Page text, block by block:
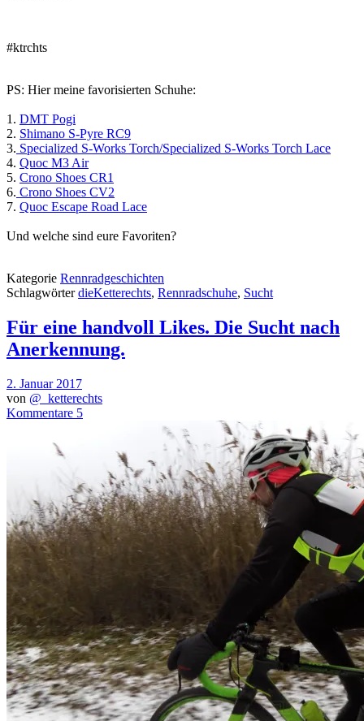
#ktrchts
PS: Hier meine favorisierten Schuhe:
1. DMT Pogi
2. Shimano S-Pyre RC9
3. Specialized S-Works Torch/Specialized S-Works Torch Lace
4. Quoc M3 Air
5. Crono Shoes CR1
6. Crono Shoes CV2
7. Quoc Escape Road Lace
Und welche sind eure Favoriten?
Kategorie Rennradgeschichten
SchlagwörterdieKetterechts, Rennradschuhe, Sucht
Für eine handvoll Likes. Die Sucht nach
Anerkennung.
2. Januar 2017
von @_ketterechts
Kommentare 5